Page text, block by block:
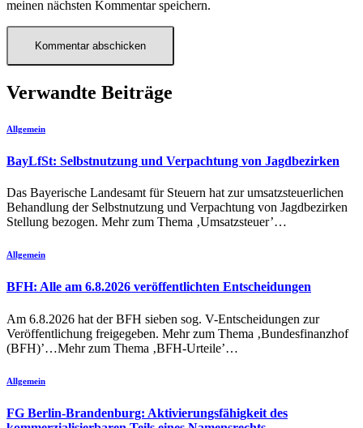
meinen nächsten Kommentar speichern.
Verwandte Beiträge
Allgemein
BayLfSt: Selbstnutzung und Verpachtung von Jagdbezirken
Das Bayerische Landesamt für Steuern hat zur umsatzsteuerlichen
Behandlung der Selbstnutzung und Verpachtung von Jagdbezirken
Stellung bezogen. Mehr zum Thema ‚Umsatzsteuer’…
Allgemein
BFH: Alle am 6.8.2026 veröffentlichten Entscheidungen
Am 6.8.2026 hat der BFH sieben sog. V-Entscheidungen zur
Veröffentlichung freigegeben. Mehr zum Thema ‚Bundesfinanzhof
(BFH)’…Mehr zum Thema ‚BFH-Urteile’…
Allgemein
FG Berlin-Brandenburg: Aktivierungsfähigkeit des